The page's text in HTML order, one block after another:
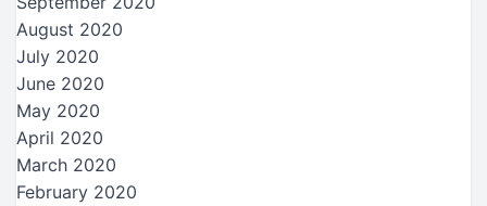
August 2020
July 2020
June 2020
May 2020
April 2020
March 2020
February 2020